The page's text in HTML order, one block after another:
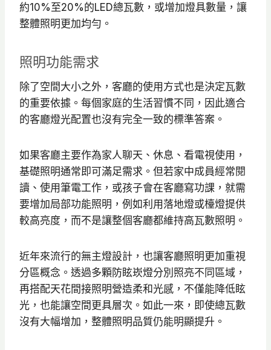
約10%至20%的LED總瓦數，或增加燈具數量，讓
整體照明更加均勻。
照明功能需求
除了空間大小之外，客廳的使用方式也是決定瓦數
的重要依據。每個家庭的生活習慣不同，因此適合
的客廳燈光配置也沒有完全一致的標準答案。
如果客廳主要作為家人聊天、休息、看電視使用，
基礎照明通常即可滿足需求。但若家中成員經常閱
讀、使用筆電工作，或孩子會在客廳寫功課，就需
要增加局部功能照明，例如利用落地燈或檯燈提供
較高亮度，而不是讓整個客廳都維持高瓦數照明。
近年來流行的無主燈設計，也讓客廳照明更加重視
分區概念。透過多顆防眩崁燈分別照亮不同區域，
再搭配天花間接照明營造柔和光感，不僅能降低眩
光，也能讓空間更具層次。如此一來，即使總瓦數
沒有大幅增加，整體照明品質仍能明顯提升。